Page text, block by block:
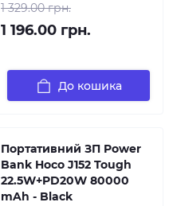
1 329.00 грн.
1 196.00 грн.
До кошика
Портативний ЗП Power
Bank Hoco J152 Tough
22.5W+PD20W 80000
mAh - Black